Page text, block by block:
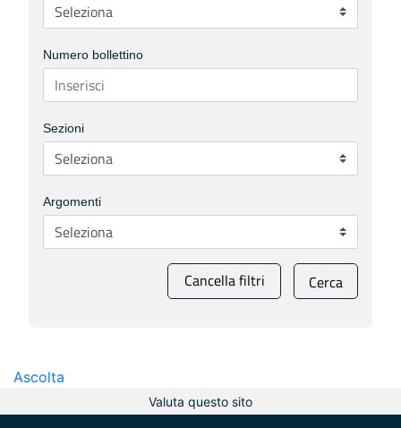
Numero bollettino
Sezioni
Argomenti
Cancella filtri Cerca
Ascolta
Valuta questo sito